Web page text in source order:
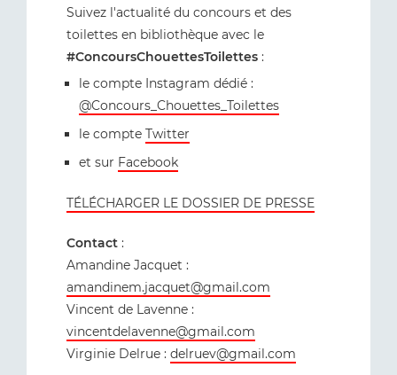
Suivez l'actualité du concours et des
toilettes en bibliothèque avec le
#ConcoursChouettesToilettes :
le compte Instagram dédié :
@Concours_Chouettes_Toilettes
le compte Twitter
et sur Facebook
TÉLÉCHARGER LE DOSSIER DE PRESSE
Contact :
Amandine Jacquet :
amandinem.jacquet@gmail.com
Vincent de Lavenne :
vincentdelavenne@gmail.com
Virginie Delrue : delruev@gmail.com